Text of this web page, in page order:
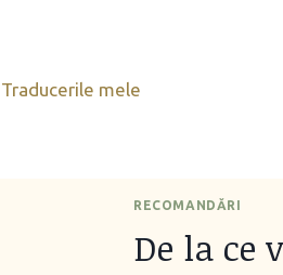
Traducerile mele
RECOMANDĂRI
De la ce